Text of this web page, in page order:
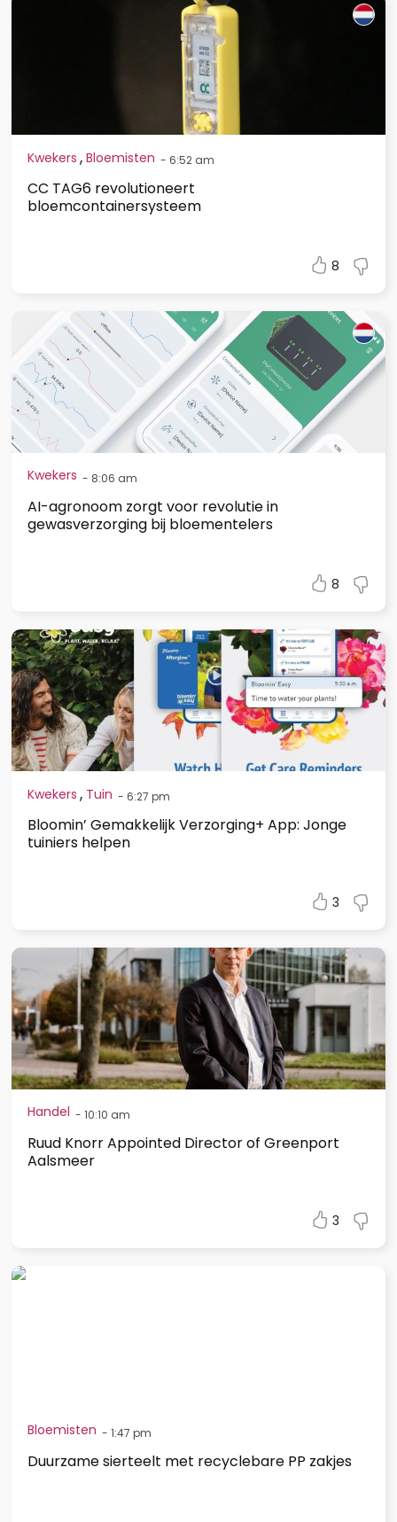
Kwekers , Bloemisten - 6:52 am
CC TAG6 revolutioneert
bloemcontainersysteem
8
Kwekers - 8:06 am
AI-agronoom zorgt voor revolutie in
gewasverzorging bij bloementelers
8
Kwekers , Tuin - 6:27 pm
Bloomin’ Gemakkelijk Verzorging+ App: Jonge
tuiniers helpen
3
Handel - 10:10 am
Ruud Knorr Appointed Director of Greenport
Aalsmeer
3
Bloemisten - 1:47 pm
Duurzame sierteelt met recyclebare PP zakjes